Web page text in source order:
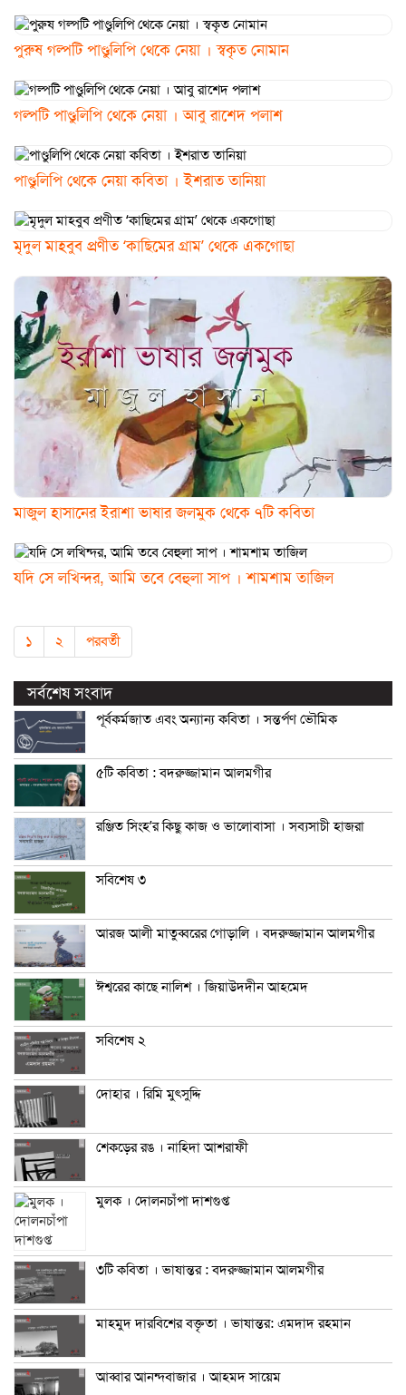
পুরুষ গল্পটি পাণ্ডুলিপি থেকে নেয়া । স্বকৃত নোমান
গল্পটি পাণ্ডুলিপি থেকে নেয়া । আবু রাশেদ পলাশ
পাণ্ডুলিপি থেকে নেয়া কবিতা । ইশরাত তানিয়া
মৃদুল মাহবুব প্রণীত ‘কাছিমের গ্রাম’ থেকে একগোছা
মাজুল হাসানের ইরাশা ভাষার জলমুক থেকে ৭টি কবিতা
যদি সে লখিন্দর, আমি তবে বেহুলা সাপ । শামশাম তাজিল
১ ২ পরবর্তী
সর্বশেষ সংবাদ
পূর্বকর্মজাত এবং অন্যান্য কবিতা । সন্তর্পণ ভৌমিক
৫টি কবিতা : বদরুজ্জামান আলমগীর
রঞ্জিত সিংহ’র কিছু কাজ ও ভালোবাসা । সব্যসাচী হাজরা
সবিশেষ ৩
আরজ আলী মাতুব্বরের গোড়ালি । বদরুজ্জামান আলমগীর
ঈশ্বরের কাছে নালিশ । জিয়াউদদীন আহমেদ
সবিশেষ ২
দোহার । রিমি মুৎসুদ্দি
শেকড়ের রঙ । নাহিদা আশরাফী
মুলক । দোলনচাঁপা দাশগুপ্ত
৩টি কবিতা । ভাষান্তর : বদরুজ্জামান আলমগীর
মাহমুদ দারবিশের বক্তৃতা । ভাষান্তর: এমদাদ রহমান
আব্বার আনন্দবাজার । আহমদ সায়েম